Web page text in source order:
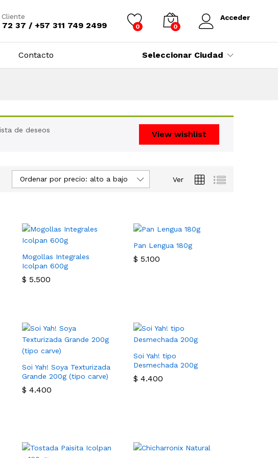
37 / +57 311 749 2499 0 0
Acceder
Contacto Seleccionar Ciudad
View wishlist
de deseos
Ver
Ordenar por precio: alto a bajo
Mogollas Integrales
Icolpan 600g
$ 5.500
$ 5.500
Pan Lengua 180g
$ 5.100
$ 5.100
Soi Yah! Soya Texturizada
Grande 200g (tipo carve)
$ 4.400
$ 4.400
Soi Yah! tipo
Desmechada 200g
$ 4.400
$ 4.400